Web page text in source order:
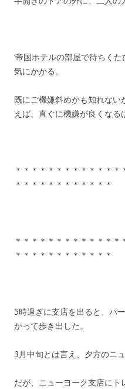
‘帝国ホテルの部屋で待ちく
気にかかる。
既にご機嫌斜めかも知れな
えば、直ぐに機嫌が良くなる
＊＊＊＊＊＊＊＊＊＊＊＊
＊＊＊＊＊＊＊＊＊＊＊＊
＊＊＊＊＊＊＊＊＊＊＊＊
＊＊＊＊＊＊＊＊＊＊＊＊
5時過ぎに支店を出ると、パ
かって歩き出した。
3月中旬とは言え、夕方のニ
だが、ニューヨーク支店に